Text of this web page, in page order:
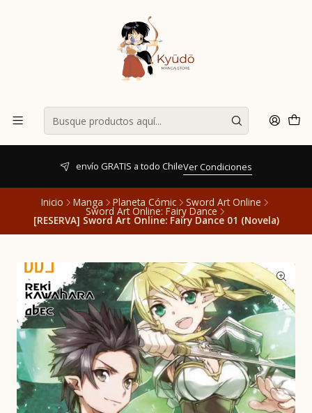
envío GRATIS a todo ChileVer Condiciones
Inicio Manga Planeta Cómic Sword Art Online
Sword Art Online: Fairy Dance
[RESERVA] Sword Art Online: Fairy Dance 01 (Novela)